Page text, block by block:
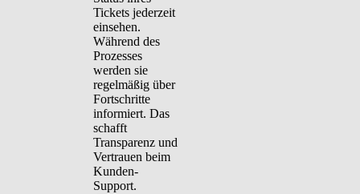
Tickets jederzeit
einsehen.
Während des
Prozesses
werden sie
regelmäßig über
Fortschritte
informiert. Das
schafft
Transparenz und
Vertrauen beim
Kunden-
Support.